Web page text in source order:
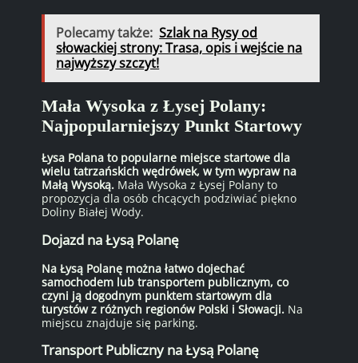
Polecamy także: Szlak na Rysy od
słowackiej strony: Trasa, opis i wejście na
najwyższy szczyt!
Mała Wysoka z Łysej Polany:
Najpopularniejszy Punkt Startowy
Łysa Polana to popularne miejsce startowe dla
wielu tatrzańskich wędrówek, w tym wypraw na
Małą Wysoką. Mała Wysoka z Łysej Polany to
propozycja dla osób chcących podziwiać piękno
Doliny Białej Wody.
Dojazd na Łysą Polanę
Na Łysą Polanę można łatwo dojechać
samochodem lub transportem publicznym, co
czyni ją dogodnym punktem startowym dla
turystów z różnych regionów Polski i Słowacji. Na
miejscu znajduje się parking.
Transport Publiczny na Łysą Polanę